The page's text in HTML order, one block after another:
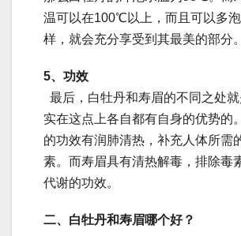
温可以在100℃以上，而且可以多
样，就会充分享受到其最美的部分。
5、功效
最后，白牡丹和寿眉的不同之处
实在这点上各自都有自身的优势的
的功效有润肺清热，补充人体所需
素。而寿眉具有清热解毒，排除毒
代谢的功效。
二、白牡丹和寿眉哪个好？